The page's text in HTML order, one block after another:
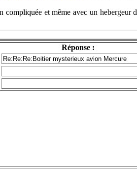
et même avec un
Réponse :